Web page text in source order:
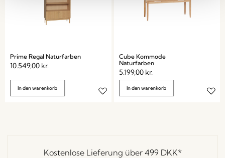
Prime Regal Naturfarben
10.549,00 kr.
In den warenkorb
Cube Kommode
Naturfarben
5.199,00 kr.
In den warenkorb
Kostenlose Lieferung über 499 DKK*